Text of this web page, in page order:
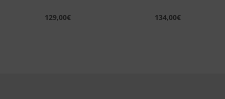
129,00€ 134,00€